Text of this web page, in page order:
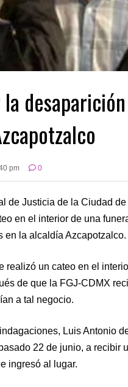
pm 0
de Justicia de la Ciudad
en el interior de una
en la alcaldía Azcapotzalco.
realizó un cateo en el
de que la FGJ-CDMX
a tal negocio.
Luis Antonio
22 de junio, a recibir
ingresó al lugar.